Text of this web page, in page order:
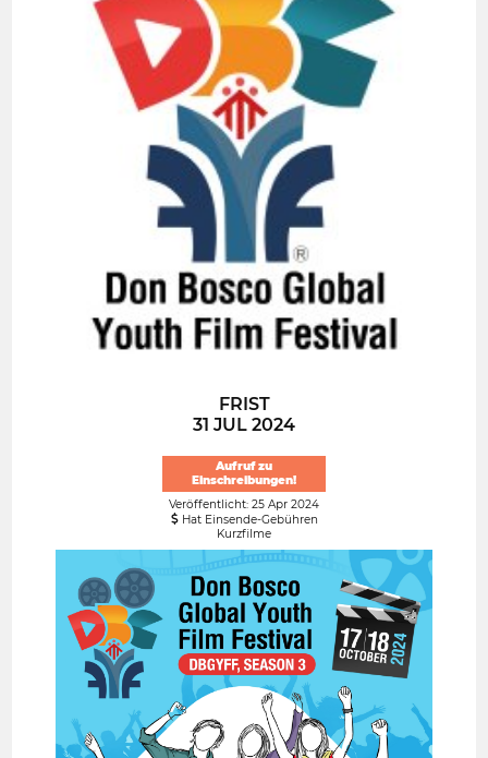
FRIST
31 JUL 2024
Aufruf zu
Einschreibungen!
Veröffentlicht: 25 Apr 2024
Hat Einsende-Gebühren
Kurzfilme